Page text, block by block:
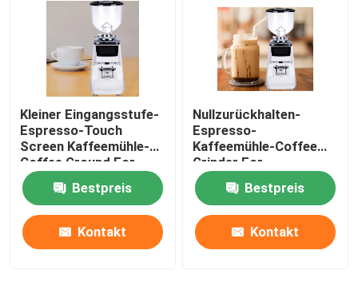
Kleiner Eingangsstufe-
Espresso-Touch
Screen Kaffeemühle-
Coffee Ground For-
Anfänger
Bestpreis
Kontakt
Nullzurückhalten-
Espresso-
Kaffeemühle-Coffee
Grinder For-
Kaffeemaschine
Bestpreis
Kontakt